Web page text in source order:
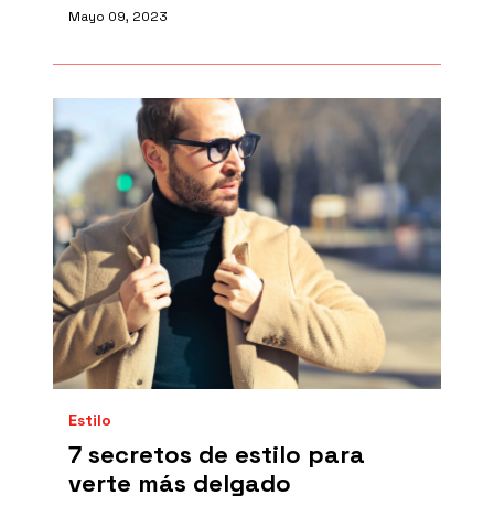
Mayo 09, 2023
Estilo
7 secretos de estilo para
verte más delgado